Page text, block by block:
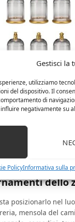
Gestisci la
utilizziamo
del dispositivo. Il
di
negativamente su
PolicyInformativa sulla
2023 0
ornamenti
zodiaco
dello
dello
posizionarlo nel
mensola del